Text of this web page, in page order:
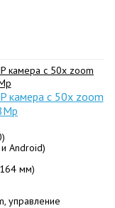
камера c 50х zoom
Android)
мм)
управление